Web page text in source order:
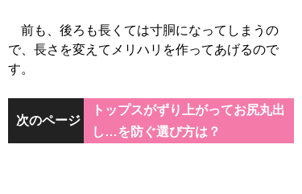
前も、後ろも長くては寸胴になってしまうの
で、長さを変えてメリハリを作ってあげるので
す。
次のページ
トップスがずり上がってお尻丸出
し…を防ぐ選び方は？